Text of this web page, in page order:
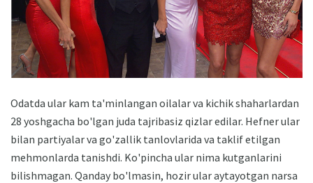
Odatda ular kam ta'minlangan oilalar va kichik shaharlardan
28 yoshgacha bo'lgan juda tajribasiz qizlar edilar. Hefner ular
bilan partiyalar va go'zallik tanlovlarida va taklif etilgan
mehmonlarda tanishdi. Ko'pincha ular nima kutganlarini
bilishmagan. Qanday bo'lmasin, hozir ular aytayotgan narsa